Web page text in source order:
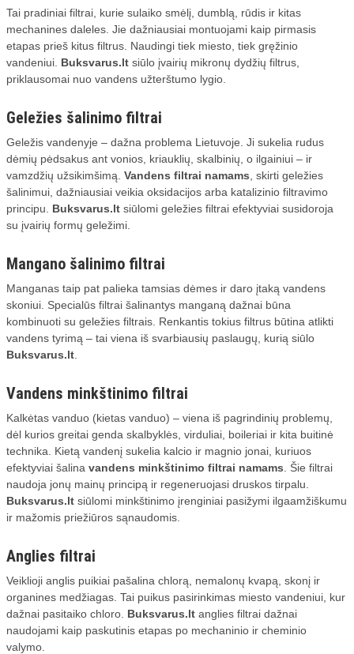
Tai pradiniai filtrai, kurie sulaiko smėlį, dumblą, rūdis ir kitas
mechanines daleles. Jie dažniausiai montuojami kaip pirmasis
etapas prieš kitus filtrus. Naudingi tiek miesto, tiek gręžinio
vandeniui. Buksvarus.lt siūlo įvairių mikronų dydžių filtrus,
priklausomai nuo vandens užterštumo lygio.
Geležies šalinimo filtrai
Geležis vandenyje – dažna problema Lietuvoje. Ji sukelia rudus
dėmių pėdsakus ant vonios, kriauklių, skalbinių, o ilgainiui – ir
vamzdžių užsikimšimą. Vandens filtrai namams , skirti geležies
šalinimui, dažniausiai veikia oksidacijos arba katalizinio filtravimo
principu. Buksvarus.lt siūlomi geležies filtrai efektyviai susidoroja
su įvairių formų geležimi.
Mangano šalinimo filtrai
Manganas taip pat palieka tamsias dėmes ir daro įtaką vandens
skoniui. Specialūs filtrai šalinantys manganą dažnai būna
kombinuoti su geležies filtrais. Renkantis tokius filtrus būtina atlikti
vandens tyrimą – tai viena iš svarbiausių paslaugų, kurią siūlo
Buksvarus.lt
Vandens minkštinimo filtrai
Kalkėtas vanduo (kietas vanduo) – viena iš pagrindinių problemų,
dėl kurios greitai genda skalbyklės, virduliai, boileriai ir kita buitinė
technika. Kietą vandenį sukelia kalcio ir magnio jonai, kuriuos
efektyviai šalina vandens minkštinimo filtrai namams . Šie filtrai
naudoja jonų mainų principą ir regeneruojasi druskos tirpalu.
Buksvarus.lt siūlomi minkštinimo įrenginiai pasižymi ilgaamžiškumu
ir mažomis priežiūros sąnaudomis.
Anglies filtrai
Veiklioji anglis puikiai pašalina chlorą, nemalonų kvapą, skonį ir
organines medžiagas. Tai puikus pasirinkimas miesto vandeniui, kur
dažnai pasitaiko chloro. Buksvarus.lt anglies filtrai dažnai
naudojami kaip paskutinis etapas po mechaninio ir cheminio
valymo.